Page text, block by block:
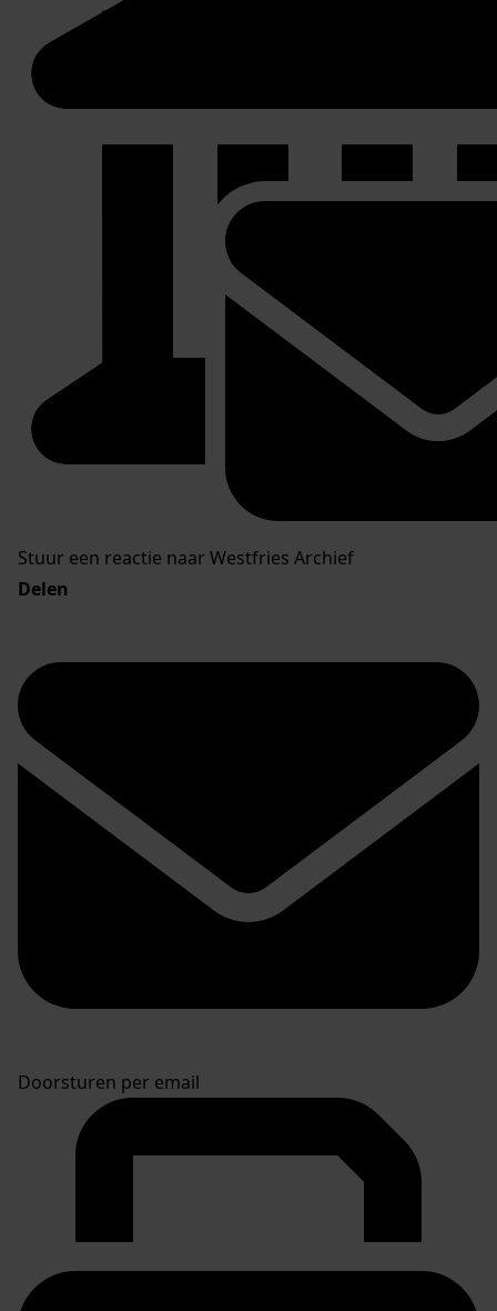
Stuur een reactie naar Westfries Archief
Delen
Doorsturen per email